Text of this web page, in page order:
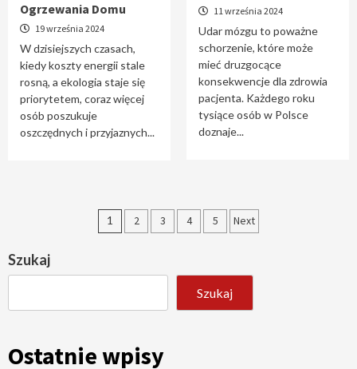
Ogrzewania Domu
19 września 2024
W dzisiejszych czasach,
kiedy koszty energii stale
rosną, a ekologia staje się
priorytetem, coraz więcej
osób poszukuje
oszczędnych i przyjaznych...
11 września 2024
Udar mózgu to poważne
schorzenie, które może
mieć druzgocące
konsekwencje dla zdrowia
pacjenta. Każdego roku
tysiące osób w Polsce
doznaje...
Stronicowanie
1 2 3 4 5 Next
Szukaj
Szukaj
Ostatnie wpisy